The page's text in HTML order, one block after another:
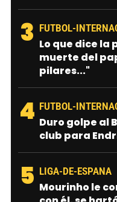
3 FUTBOL-
Lo que dice la
muerte del
pilares..."
4 FUTBOL-
Duro golpe al
club para
5 LIGA-DE-ESPANA
Mourinho le